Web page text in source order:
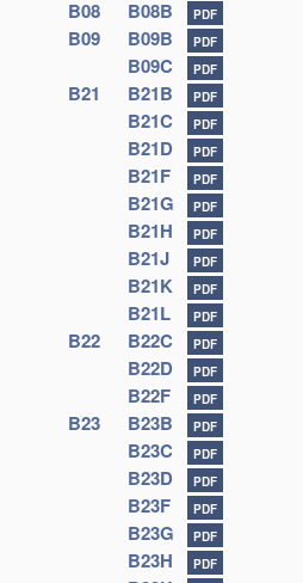
B08 B08B PDF
B09 B09B PDF
B09C PDF
B21 B21B PDF
B21C PDF
B21D PDF
B21F PDF
B21G PDF
B21H PDF
B21J PDF
B21K PDF
B21L PDF
B22 B22C PDF
B22D PDF
B22F PDF
B23 B23B PDF
B23C PDF
B23D PDF
B23F PDF
B23G PDF
B23H PDF